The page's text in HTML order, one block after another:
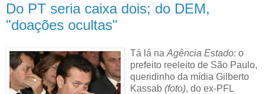
Do PT seria caixa dois; do DEM,
"doações ocultas"
Tá lá na Agência Estado: o
prefeito reeleito de São Paulo,
queridinho da mídia Gilberto
Kassab (foto), do ex-PFL